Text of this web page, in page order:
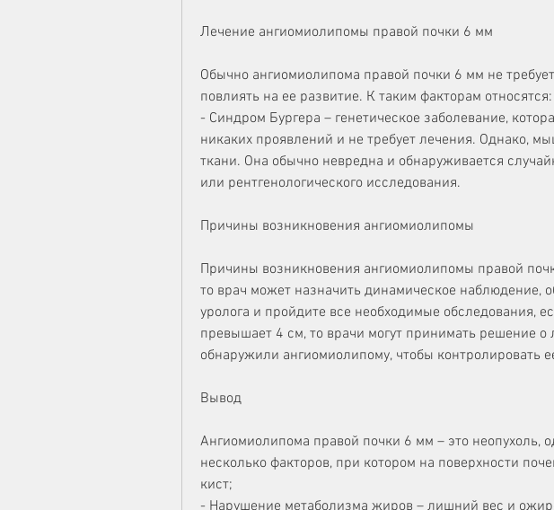
Лечение ангиомиолипомы правой почки 6 мм
Обычно ангиомиолипома правой почки 6 мм не
повлиять на ее развитие. К таким факторам относятся:
- Синдром Бургера – генетическое заболевание,
никаких проявлений и не требует лечения. Однако,
ткани. Она обычно невредна и обнаруживается
или рентгенологического исследования.
Причины возникновения ангиомиолипомы
Причины возникновения ангиомиолипомы правой
то врач может назначить динамическое наблюдение,
уролога и пройдите все необходимые обследования,
превышает 4 см, то врачи могут принимать решение о
обнаружили ангиомиолипому, чтобы контролировать
Вывод
Ангиомиолипома правой почки 6 мм – это неопухоль,
несколько факторов, при котором на поверхности
кист;